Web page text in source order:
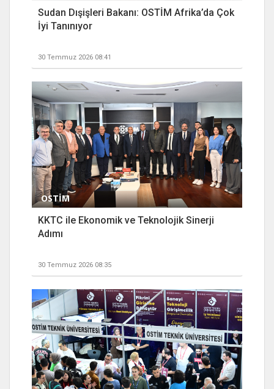
Sudan Dışişleri Bakanı: OSTİM Afrika’da Çok
İyi Tanınıyor
30 Temmuz 2026 08:41
OSTİM
KKTC ile Ekonomik ve Teknolojik Sinerji
Adımı
30 Temmuz 2026 08:35